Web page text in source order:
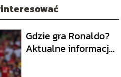
Gdzie gra Ronaldo?
Aktualne informacje